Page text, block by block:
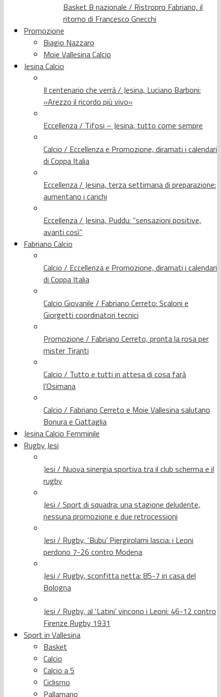
Basket B nazionale / Ristropro Fabriano, il
ritorno di Francesco Gnecchi
Promozione
Biagio Nazzaro
Moie Vallesina Calcio
Jesina Calcio
Il centenario che verrà / Jesina, Luciano Barboni:
«Arezzo il ricordo più vivo»
Eccellenza / Tifosi – Jesina, tutto come sempre
Calcio / Eccellenza e Promozione, diramati i calendari
di Coppa Italia
Eccellenza / Jesina, terza settimana di preparazione:
aumentano i carichi
Eccellenza / Jesina, Puddu: “sensazioni positive,
avanti così”
Fabriano Calcio
Calcio / Eccellenza e Promozione, diramati i calendari
di Coppa Italia
Calcio Giovanile / Fabriano Cerreto: Scaloni e
Giorgetti coordinatori tecnici
Promozione / Fabriano Cerreto, pronta la rosa per
mister Tiranti
Calcio / Tutto e tutti in attesa di cosa farà
l’Osimana
Calcio / Fabriano Cerreto e Moie Vallesina salutano
Bonura e Ciattaglia
Jesina Calcio Femminile
Rugby Jesi
Jesi / Nuova sinergia sportiva tra il club scherma e il
rugby
Jesi / Sport di squadra: una stagione deludente,
nessuna promozione e due retrocessioni
Jesi / Rugby, ‘Bubu’ Piergirolami lascia: i Leoni
perdono 7-26 contro Modena
Jesi / Rugby, sconfitta netta: 85-7 in casa del
Bologna
Jesi / Rugby, al ‘Latini’ vincono i Leoni: 46-12 contro
Firenze Rugby 1931
Sport in Vallesina
Basket
Calcio
Calcio a 5
Ciclismo
Pallamano